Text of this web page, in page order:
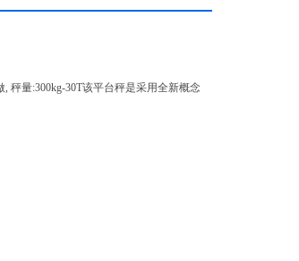
秤量:300kg-30T该平台秤是采用全新概念